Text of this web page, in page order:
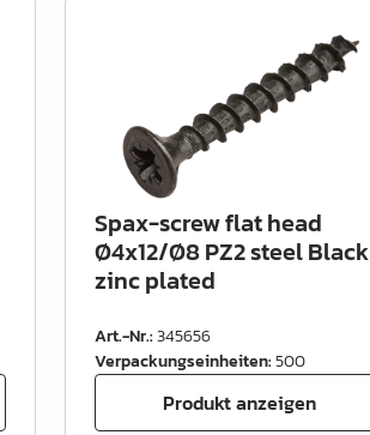
Spax-screw flat head
Ø4x12/Ø8 PZ2 steel Black
zinc plated
Art.-Nr.:345656
Verpackungseinheiten:500
Produkt anzeigen